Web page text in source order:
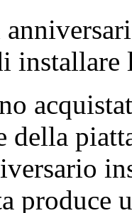
installare
della
produce